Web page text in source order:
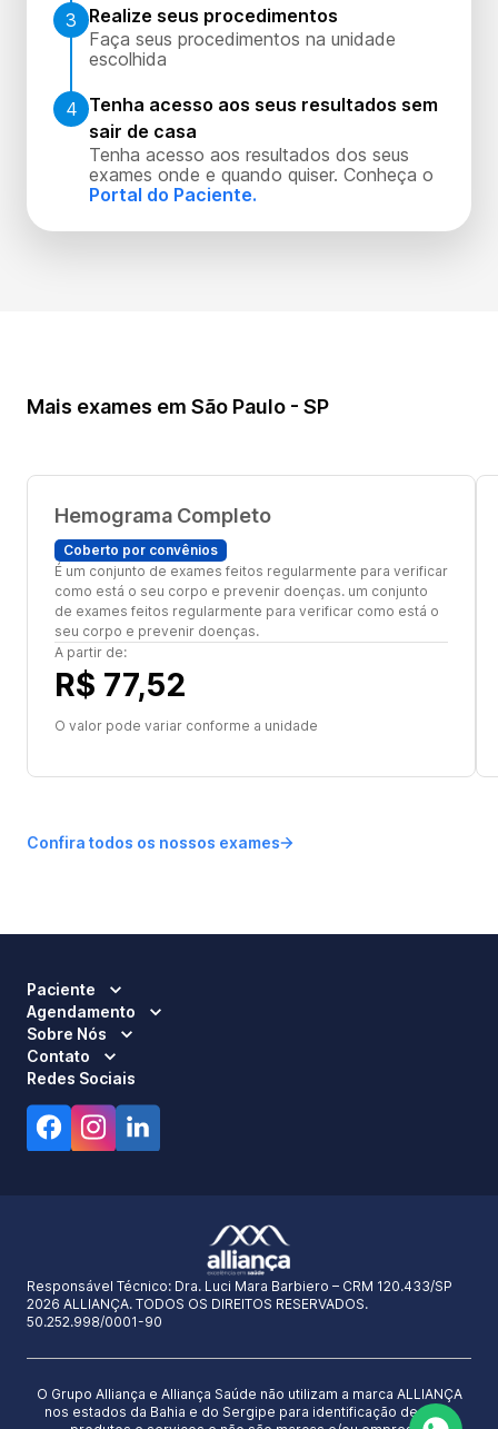
3
Realize seus procedimentos
Faça seus procedimentos na unidade
escolhida
4 Tenha acesso aos seus resultados sem
sair de casa
Tenha acesso aos resultados dos seus
exames onde e quando quiser. Conheça o
Portal do Paciente.
Mais exames em São Paulo - SP
Hemograma Completo
Coberto por convênios
É um conjunto de exames feitos regularmente para verificar
como está o seu corpo e prevenir doenças. um conjunto
de exames feitos regularmente para verificar como está o
seu corpo e prevenir doenças.
A partir de:
R$ 77,52
O valor pode variar conforme a unidade
Confira todos os nossos exames
Paciente
Agendamento
Sobre Nós
Contato
Redes Sociais
Responsável Técnico: Dra. Luci Mara Barbiero – CRM 120.433/SP
2026 ALLIANÇA. TODOS OS DIREITOS RESERVADOS.
50.252.998/0001-90
O Grupo Alliança e Alliança Saúde não utilizam a marca ALLIANÇA
nos estados da Bahia e do Sergipe para identificação de seus